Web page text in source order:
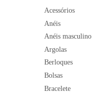
Acessórios
Anéis
Anéis masculino
Argolas
Berloques
Bolsas
Bracelete